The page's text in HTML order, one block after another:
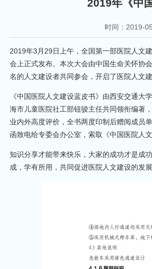
2019年《中
时间：2019-
2019年3月29日上午，全国第一部医院人
会上正式发布。本次大会由中国生命关怀协
名的人文建设者共同参会，开启了医院人文建
《中国医院人文建设蓝皮书》由西安交通
海市儿童医院社工部钮骏主任共同领衔编著
业内外高度评价，全书两度印制后赠阅成员
函致电给专委会办公室，索取《中国医院人
知识分享才能带来快乐，大家的成功才是成
成，学有所用，共同促进医院人文建设的发展